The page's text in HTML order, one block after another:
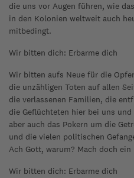
die uns vor Augen führen, wie
in den Kolonien weltweit auch
mitbedingt.
Wir bitten dich: Erbarme dich
Wir bitten aufs Neue für die
die unzähligen Toten auf allen
die verlassenen Familien, die
die Geflüchteten hier bei uns
aber auch das Pokern um die
und die vielen politischen
Ach Gott, warum? Mach doch ein
Wir bitten dich: Erbarme dich